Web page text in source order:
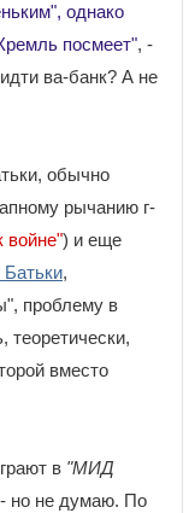
однако
посмеет", -
ва-банк? А не
обычно
рычанию г-
войне") и еще
,
проблему в
теоретически,
вместо
в "МИД
но не думаю. По